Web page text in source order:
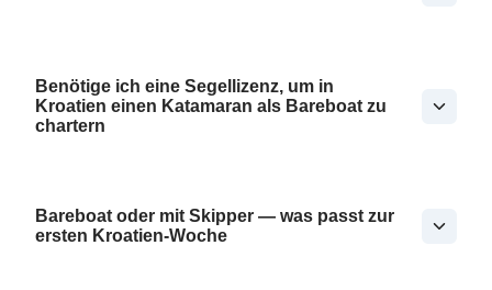
Benötige ich eine Segellizenz, um in
Kroatien einen Katamaran als Bareboat zu
chartern
Bareboat oder mit Skipper — was passt zur
ersten Kroatien-Woche